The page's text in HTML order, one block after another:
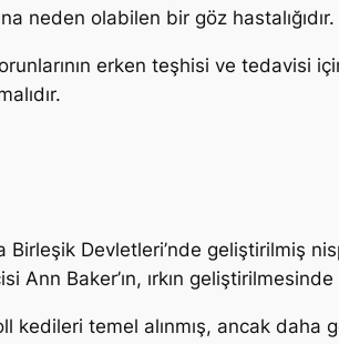
neden olabilen bir göz hastalığıdır.
erken teşhisi ve tedavisi
Birleşik Devletleri’nde geliştirilmiş
Ann Baker’ın, ırkın
kedileri temel alınmış, ancak